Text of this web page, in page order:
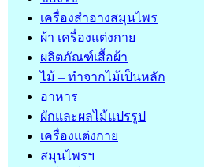
เครื่องสำอางสมุนไพร
ผ้า เครื่องแต่งกาย
ผลิตภัณฑ์เสื้อผ้า
ไม้ – ทำจากไม้เป็นหลัก
อาหาร
ผักและผลไม้แปรรูป
เครื่องแต่งกาย
สมุนไพรฯ